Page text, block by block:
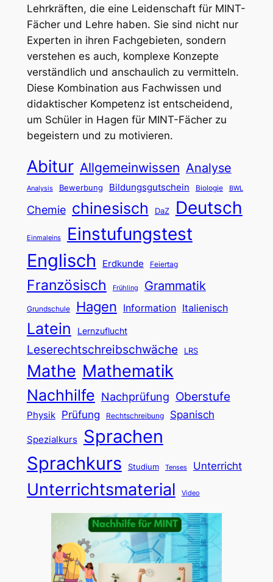
Lehrkräften, die eine Leidenschaft für MINT-
Fächer und Lehre haben. Sie sind nicht nur
Experten in ihren Fachgebieten, sondern
verstehen es auch, komplexe Konzepte
verständlich und anschaulich zu vermitteln.
Diese Kombination aus Fachwissen und
didaktischer Kompetenz ist entscheidend,
um Schüler in Hagen für MINT-Fächer zu
begeistern und zu motivieren.
Abitur Allgemeinwissen Analyse
Analysis Bewerbung Bildungsgutschein Biologie BWL
Chemie chinesisch DaZ Deutsch
Einmaleins Einstufungstest
Englisch Erdkunde Feiertag
Französisch Frühling Grammatik
Grundschule Hagen Information Italienisch
Latein Lernzuflucht
Leserechtschreibschwäche LRS
Mathe Mathematik
Nachhilfe Nachprüfung Oberstufe
Physik Prüfung Rechtschreibung Spanisch
Spezialkurs
Sprachen
Sprachkurs
Studium Tenses Unterricht
Unterrichtsmaterial Video